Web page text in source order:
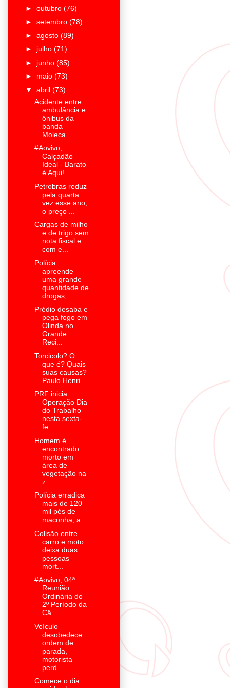
► outubro (76)
► setembro (78)
► agosto (89)
► julho (71)
► junho (85)
► maio (73)
▼ abril (73)
Acidente entre
ambulância e
ônibus da
banda
Moleca...
#Aovivo,
Calçadão
Ideal - Barato
é Aqui!
Petrobras reduz
pela quarta
vez esse ano,
o preço ...
Cargas de milho
e de trigo sem
nota fiscal e
com e...
Polícia
apreende
uma grande
quantidade de
drogas, ...
Prédio desaba e
pega fogo em
Olinda no
Grande
Reci...
Torcicolo? O
que é? Quais
suas causas?
Paulo Henri...
PRF inicia
Operação Dia
do Trabalho
nesta sexta-
fe...
Homem é
encontrado
morto em
área de
vegetação na
z...
Polícia erradica
mais de 120
mil pés de
maconha, a...
Colisão entre
carro e moto
deixa duas
pessoas
mort...
#Aovivo, 04ª
Reunião
Ordinária do
2º Período da
Câ...
Veículo
desobedece
ordem de
parada,
motorista
perd...
Comece o dia